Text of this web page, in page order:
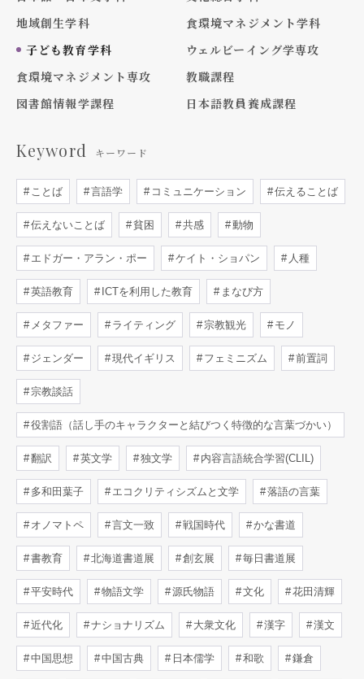
地域創生学科
食環境マネジメント学科
子ども教育学科
ウェルビーイング学専攻
食環境マネジメント専攻
教職課程
図書館情報学課程
日本語教員養成課程
Keyword キーワード
ことば 言語学 コミュニケーション 伝えることば
伝えないことば 貧困 共感 動物
エドガー・アラン・ポー ケイト・ショパン 人種
英語教育 ICTを利用した教育 まなび方
メタファー ライティング 宗教観光 モノ
ジェンダー 現代イギリス フェミニズム 前置詞
宗教談話
役割語（話し手のキャラクターと結びつく特徴的な言葉づかい）
翻訳 英文学 独文学 内容言語統合学習(CLIL)
多和田葉子 エコクリティシズムと文学 落語の言葉
オノマトペ 言文一致 戦国時代 かな書道
書教育 北海道書道展 創玄展 毎日書道展
平安時代 物語文学 源氏物語 文化 花田清輝
近代化 ナショナリズム 大衆文化 漢字 漢文
中国思想 中国古典 日本儒学 和歌 鎌倉